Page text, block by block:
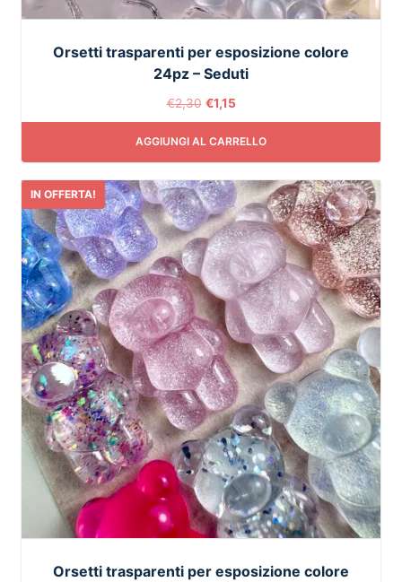
Orsetti trasparenti per esposizione colore
24pz – Seduti
€2,30 €1,15
AGGIUNGI AL CARRELLO
IN OFFERTA!
Orsetti trasparenti per esposizione colore